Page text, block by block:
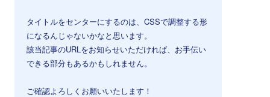
タイトルをセンターにするのは、CSSで調整する形
になるんじゃないかなと思います。
該当記事のURLをお知らせいただければ、お手伝い
できる部分もあるかもしれません。
ご確認よろしくお願いいたします！